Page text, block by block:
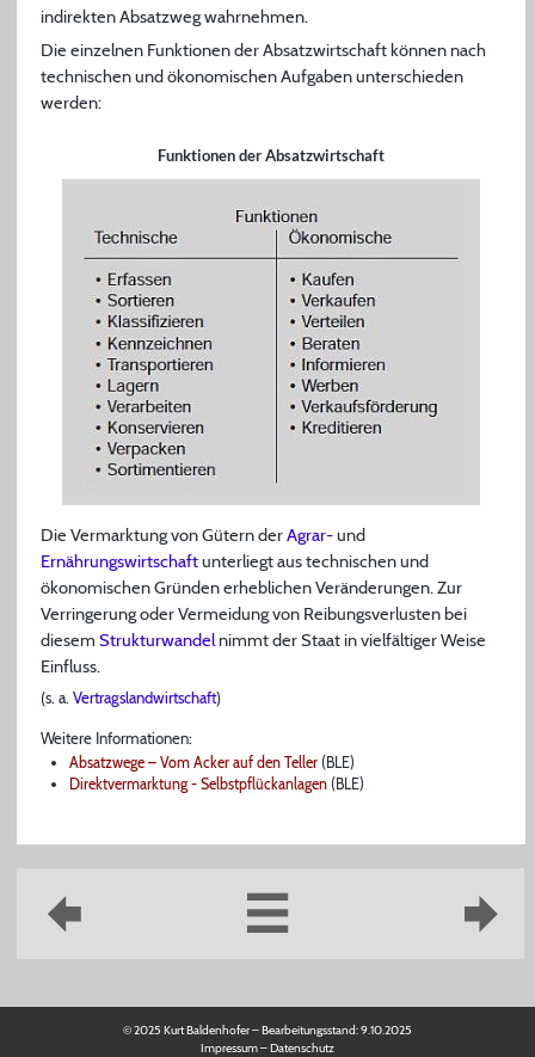
indirekten Absatzweg wahrnehmen.
Die einzelnen Funktionen der Absatzwirtschaft können nach
technischen und ökonomischen Aufgaben unterschieden
werden:
Funktionen der Absatzwirtschaft
Die Vermarktung von Gütern derAgrar-und
Ernährungswirtschaftunterliegt aus technischen und
ökonomischen Gründen erheblichen Veränderungen. Zur
Verringerung oder Vermeidung von Reibungsverlusten bei
diesem Strukturwandelnimmt der Staat in vielfältiger Weise
Einfluss.
(s. a. Vertragslandwirtschaft)
Weitere Informationen:
Absatzwege – Vom Acker auf den Teller (BLE)
Direktvermarktung - Selbstpflückanlagen (BLE)
© 2025 Kurt Baldenhofer – Bearbeitungsstand:9.10.2025
Impressum–Datenschutz